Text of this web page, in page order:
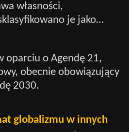
własności,
je jako…
oparciu o Agendę 21,
obecnie obowiązujący
2030.
globalizmu w innych